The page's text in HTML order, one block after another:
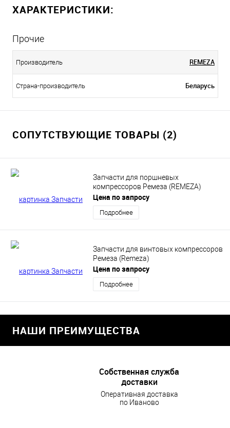
ХАРАКТЕРИСТИКИ:
Прочие
Производитель REMEZA
Страна-производитель Беларусь
СОПУТСТВУЮЩИЕ ТОВАРЫ (2)
Запчасти для поршневых
компрессоров Ремеза (REMEZA)
Цена по запросу
Подробнее
Запчасти для винтовых компрессоров
Ремеза (Remeza)
Цена по запросу
Подробнее
НАШИ ПРЕИМУЩЕСТВА
Собственная служба
доставки
Оперативная доставка
по Иваново